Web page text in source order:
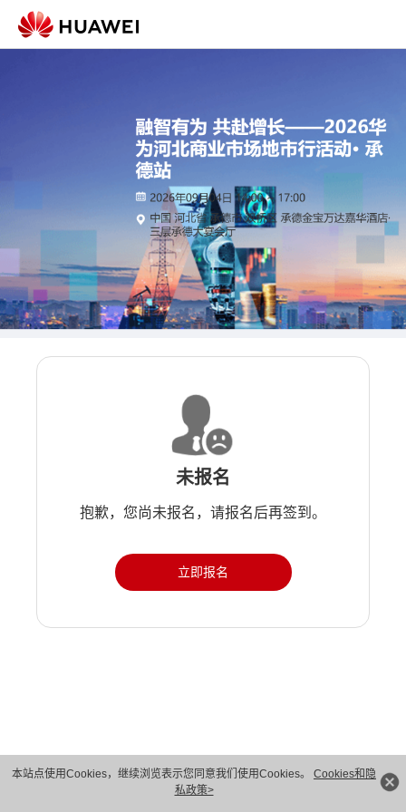
本站点使用Cookies，继续浏览表示您同意我们使用Cookies。 Cookies和隐
私政策>
未报名
抱歉，您尚未报名，请报名后再签到。
立即报名
版权所有 © 华为技术有限公司 1998-2026。 保留一切权利。粤A2-20044005号
隐私保护
法律声明